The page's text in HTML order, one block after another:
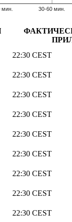
мин. 30-60 мин.
22:30 CEST
22:30 CEST
22:30 CEST
22:30 CEST
22:30 CEST
22:30 CEST
22:30 CEST
22:30 CEST
22:30 CEST